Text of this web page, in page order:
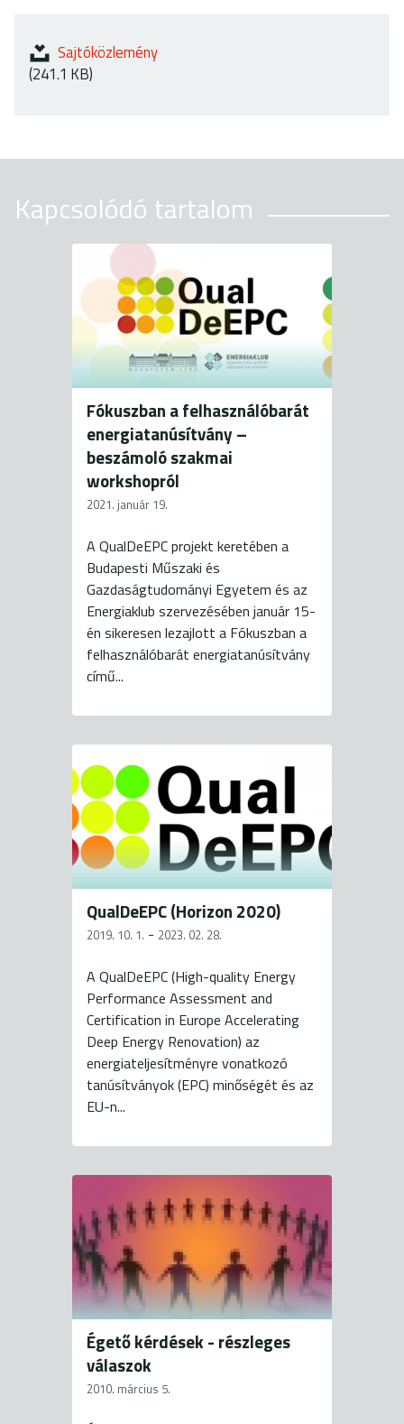
Sajtóközlemény
(241.1 KB)
Kapcsolódó tartalom
Fókuszban a felhasználóbarát
energiatanúsítvány –
beszámoló szakmai
workshopról
2021. január 19.
A QualDeEPC projekt keretében a
Budapesti Műszaki és
Gazdaságtudományi Egyetem és az
Energiaklub szervezésében január 15-
én sikeresen lezajlott a Fókuszban a
felhasználóbarát energiatanúsítvány
című...
QualDeEPC (Horizon 2020)
2019. 10. 1. - 2023. 02. 28.
A QualDeEPC (High-quality Energy
Performance Assessment and
Certification in Europe Accelerating
Deep Energy Renovation) az
energiateljesítményre vonatkozó
tanúsítványok (EPC) minőségét és az
EU-n...
Égető kérdések - részleges
válaszok
2010. március 5.